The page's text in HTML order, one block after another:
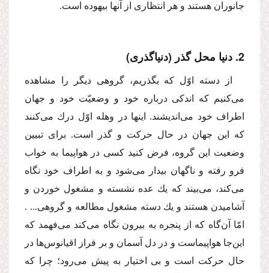
جانوران هستند و هر انتظارى از آنها بیهوده است.
2. دنیا محل گذر (دنیاگذرى)
از دسته اوّل كه بگذریم، گروهى دیگر را مشاهده
مى‌كنیم كه اندكى درباره خود و وضعیّت خود و جهان
اطراف خود مى‌اندیشند. اینها در وهله اوّل درك مى‌كنند
كه این جهان در حال حركت و گذر است. براى تبیین
وضعیت این گروه، فرض كنید كسى در هواپیما به خواب
فرو رفته و ناگهان بیدار مى‌شود و به اطراف خود نگاه
مى‌كند، مى‌بیند كه یك عده نشسته و مشغول خوردن و
آشامیدن هستند و یك دسته مشغول مطالعه و گروهى... .
امّا آن‌گاه كه از پنجره به بیرون نگاه مى‌كند مى‌فهمد كه
این‌جا هواپیماست و در دل آسمان و بر فراز اقیانوس‌ها در
حال حركت است و بى اختیار به پیش مى‌رود؛ چرا كه